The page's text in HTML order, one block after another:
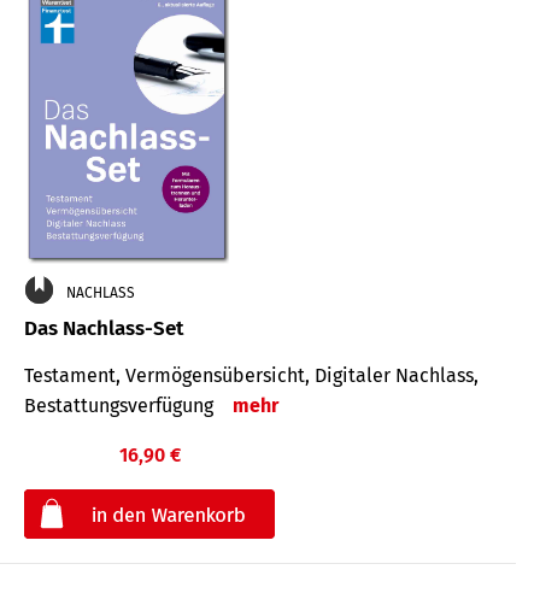
NACHLASS
Das Nachlass-Set
Testament, Vermögens­übersicht, Digitaler Nach­lass,
Bestat­tungs­ver­fügung
mehr
16,90 €